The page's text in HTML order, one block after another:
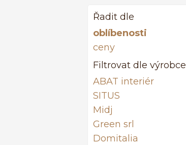
Řadit dle
oblíbenosti
ceny
Filtrovat dle výrobce
ABAT interiér
SITUS
Midj
Green srl
Domitalia